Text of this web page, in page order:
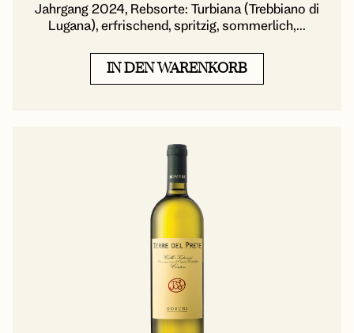
Jahrgang 2024, Rebsorte: Turbiana (Trebbiano di
Lugana), erfrischend, spritzig, sommerlich,...
IN DEN WARENKORB